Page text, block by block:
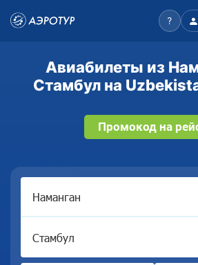
Авиабилеты из
Стамбул на
Промокод на